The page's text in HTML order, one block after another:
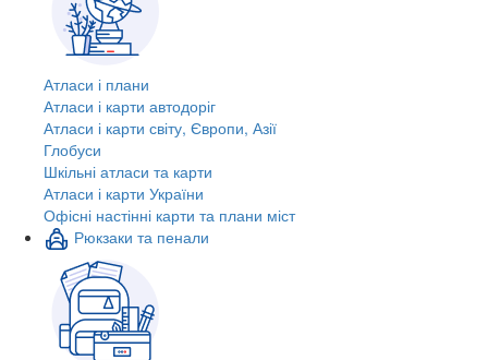
Атласи і плани
Атласи і карти автодоріг
Атласи і карти світу, Європи, Азії
Глобуси
Шкільні атласи та карти
Атласи і карти України
Офісні настінні карти та плани міст
Рюкзаки та пенали